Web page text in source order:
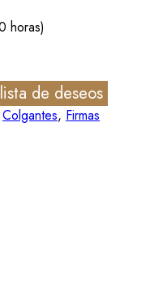
horas)
de deseos
Colgantes, Firmas